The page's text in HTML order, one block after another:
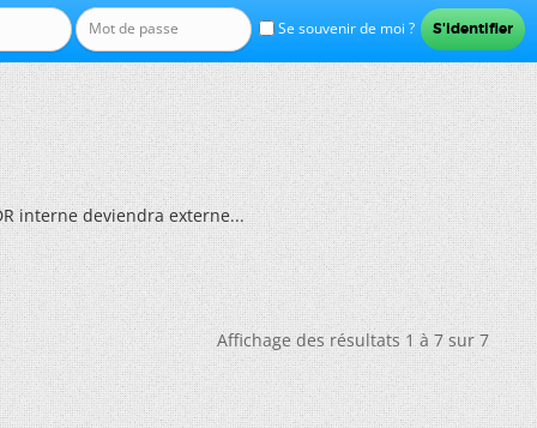
Se souvenir de moi ?
interne deviendra externe...
Affichage des résultats 1 à 7 sur 7